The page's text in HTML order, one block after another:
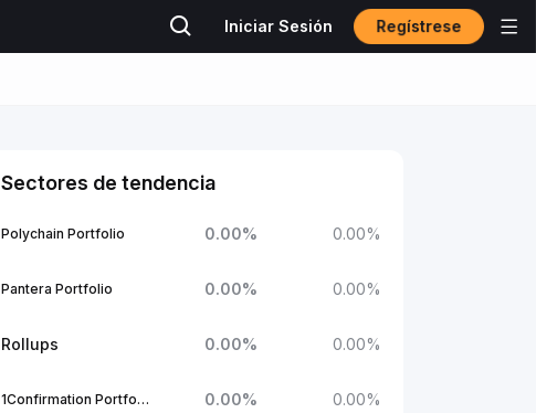
Iniciar Sesión Regístrese
Sectores de tendencia
Polychain Portfolio 0.00% 0.00%
Pantera Portfolio 0.00% 0.00%
Rollups 0.00% 0.00%
1Confirmation Portfolio 0.00% 0.00%